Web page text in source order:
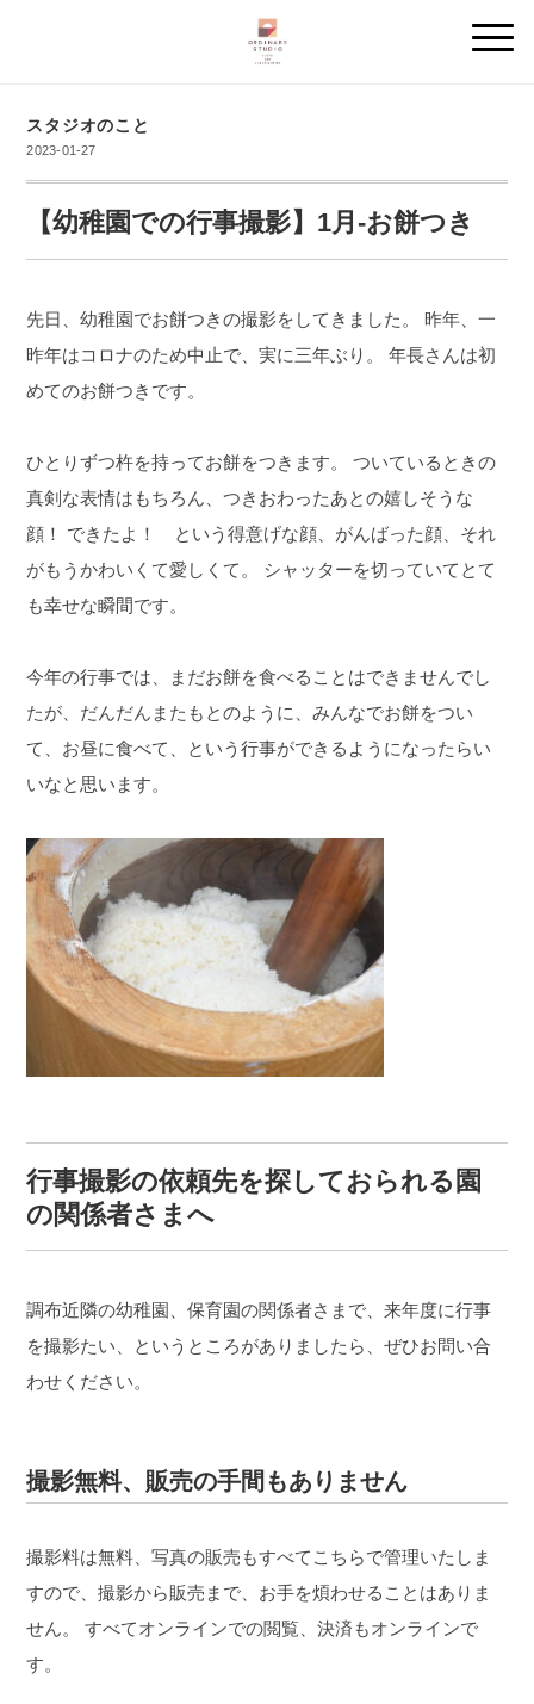
スタジオのこと
2023-01-27
【幼稚園での行事撮影】1月-お餅つき
先日、幼稚園でお餅つきの撮影をしてきました。
昨年、一
昨年はコロナのため中止で、実に三年ぶり。
年長さんは初
めてのお餅つきです。
ひとりずつ杵を持ってお餅をつきます。
ついているときの
真剣な表情はもちろん、つきおわったあとの嬉しそうな
顔！
できたよ！ という得意げな顔、がんばった顔、それ
がもうかわいくて愛しくて。
シャッターを切っていてとて
も幸せな瞬間です。
今年の行事では、まだお餅を食べることはできませんでし
たが、だんだんまたもとのように、みんなでお餅をつい
て、お昼に食べて、という行事ができるようになったらい
いなと思います。
行事撮影の依頼先を探しておられる園
の関係者さまへ
調布近隣の幼稚園、保育園の関係者さまで、来年度に行事
を撮影たい、というところがありましたら、ぜひお問い合
わせください。
撮影無料、販売の手間もありません
撮影料は無料、写真の販売もすべてこちらで管理いたしま
すので、撮影から販売まで、お手を煩わせることはありま
せん。
すべてオンラインでの閲覧、決済もオンラインで
す。